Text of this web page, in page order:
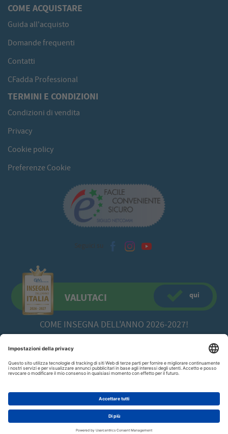
AGGIUNGI AL CARRELLO
COME ACQUISTARE
Guida all'acquisto
Domande frequenti
Contatti
CFadda Professional
TERMINI E CONDIZIONI
Condizioni di vendita
Privacy
Cookie policy
Preferenze Cookie
Seguici su
VALUTACI
COME INSEGNA DELL'ANNO 2026-2027!
qui
CFadda SRLa socio unico -Copyright© 2026 Via Calamattia, 23 - 09134
Cagliari (CA)070/520422P.I. 00613980929